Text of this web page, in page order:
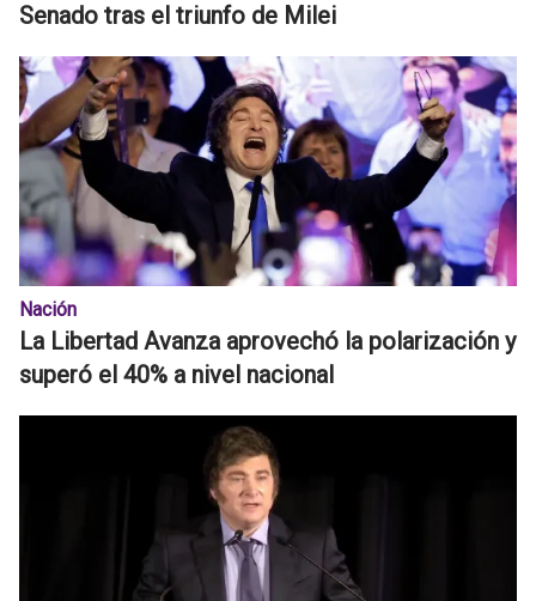
Senado tras el triunfo de Milei
Nación
La Libertad Avanza aprovechó la polarización y
superó el 40% a nivel nacional